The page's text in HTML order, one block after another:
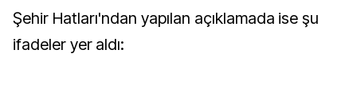
Şehir Hatları'ndan yapılan açıklamada ise şu
ifadeler yer aldı: